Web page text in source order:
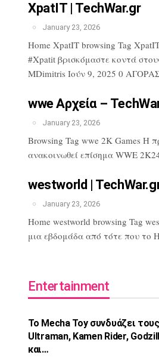
XpatIT | TechWar.gr
January 23, 2026
Home XpatIT browsing Tag
#Xpatit βρισκόμαστε κοντά
MDimitris Ιούν 9, 2025 0
wwe Αρχεία –
January 23, 2026
Browsing Tag wwe 2K Games Η
ανακοινωθεί επίσημα WWE
westworld |
January 23, 2026
Home westworld browsing Tag
μια εβδομάδα από τότε που το
Entertainment
Το Mecha Toy συνδυάζει τους
Ultraman,Kamen Rider,
και…